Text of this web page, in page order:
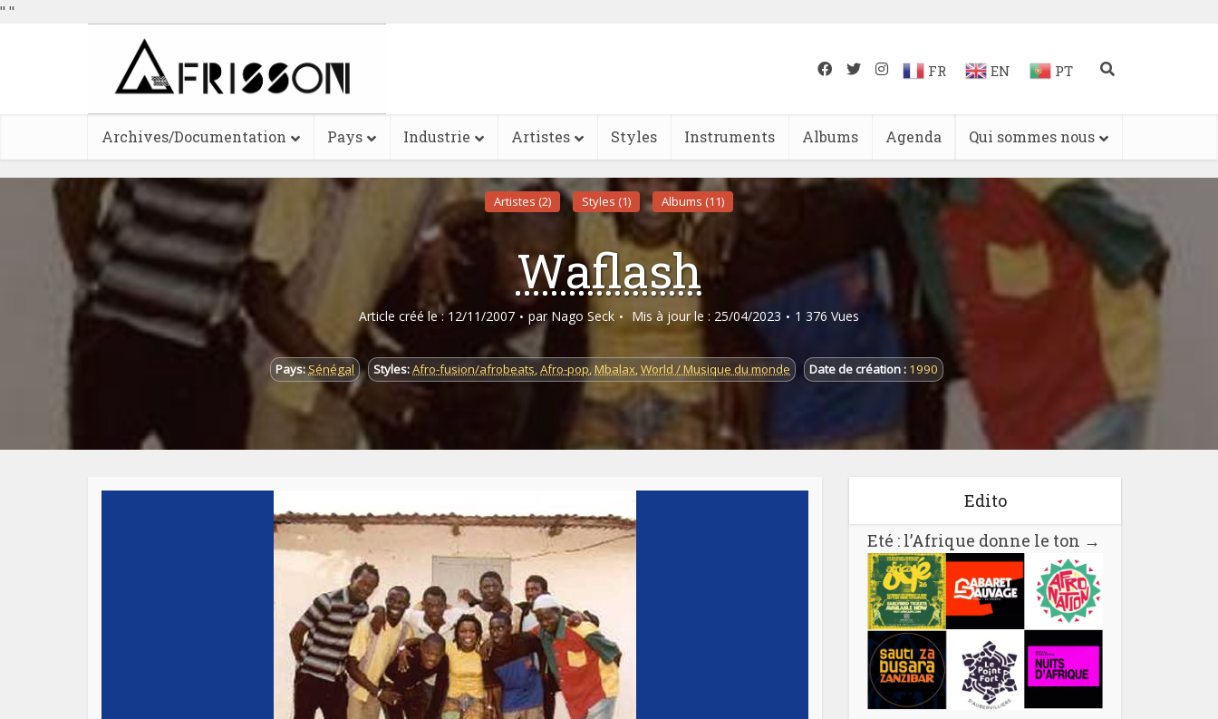
" "
FR EN PT
Archives/Documentation Pays Industrie Artistes Styles Instruments Albums Agenda Qui sommes nous
Artistes (2) Styles (1) Albums (11)
Waflash
Article créé le : 12/11/2007 par Nago Seck Mis à jour le : 25/04/2023 1 376 Vues
Pays:Sénégal Styles:Afro-fusion/afrobeats,Afro-pop,Mbalax,World / Musique du monde Date de création : 1990
Edito
Eté : l’Afrique donne le ton →